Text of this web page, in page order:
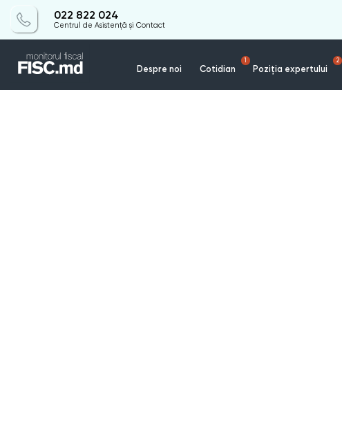
022 822 024
Centrul de Asistență și Contact
Despre noi Cotidian
1
Poziția expertului
2